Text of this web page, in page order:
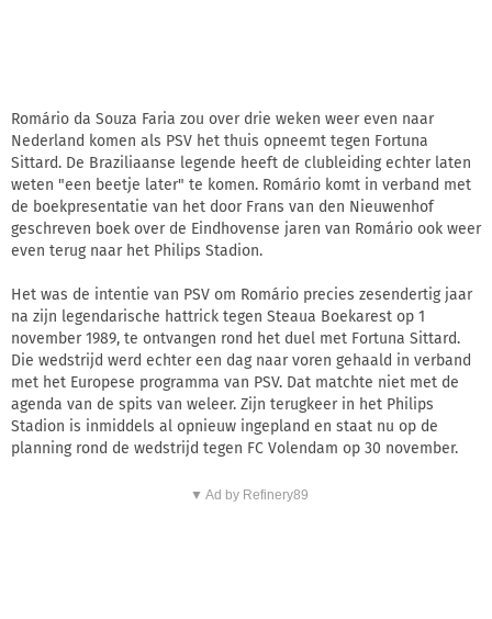
Romário da Souza Faria zou over drie weken weer even naar
Nederland komen als PSV het thuis opneemt tegen Fortuna
Sittard. De Braziliaanse legende heeft de clubleiding echter laten
weten "een beetje later" te komen. Romário komt in verband met
de boekpresentatie van het door Frans van den Nieuwenhof
geschreven boek over de Eindhovense jaren van Romário ook weer
even terug naar het Philips Stadion.
Het was de intentie van PSV om Romário precies zesendertig jaar
na zijn legendarische hattrick tegen Steaua Boekarest op 1
november 1989, te ontvangen rond het duel met Fortuna Sittard.
Die wedstrijd werd echter een dag naar voren gehaald in verband
met het Europese programma van PSV. Dat matchte niet met de
agenda van de spits van weleer. Zijn terugkeer in het Philips
Stadion is inmiddels al opnieuw ingepland en staat nu op de
planning rond de wedstrijd tegen FC Volendam op 30 november.
▼ Ad by Refinery89